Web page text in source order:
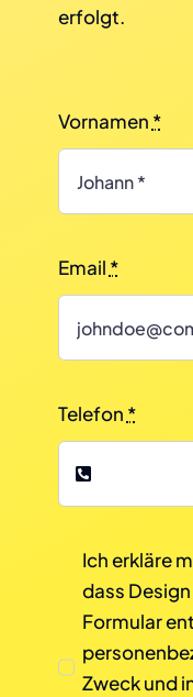
erfolgt.
Vornamen *
Email *
Telefon *
Ich erkläre
dass
Formular
Zweck und